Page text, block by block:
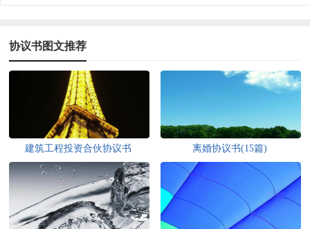
协议书图文推荐
建筑工程投资合伙协议书 离婚协议书(15篇)